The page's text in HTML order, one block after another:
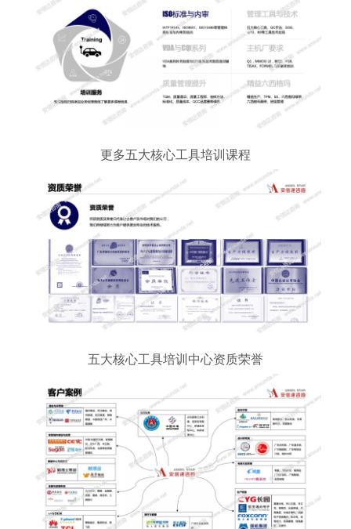
更多五大核心工具培训课程
五大核心工具培训中心资质荣誉